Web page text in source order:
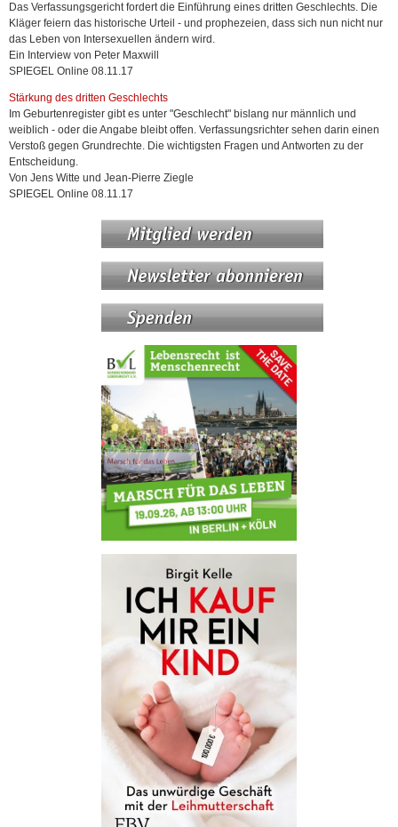
Das Verfassungsgericht fordert die Einführung eines dritten Geschlechts. Die
Kläger feiern das historische Urteil - und prophezeien, dass sich nun nicht nur
das Leben von Intersexuellen ändern wird.
Ein Interview von Peter Maxwill
SPIEGEL Online 08.11.17
Stärkung des dritten Geschlechts
Im Geburtenregister gibt es unter "Geschlecht" bislang nur männlich und
weiblich - oder die Angabe bleibt offen. Verfassungsrichter sehen darin einen
Verstoß gegen Grundrechte. Die wichtigsten Fragen und Antworten zu der
Entscheidung.
Von Jens Witte und Jean-Pierre Ziegle
SPIEGEL Online 08.11.17